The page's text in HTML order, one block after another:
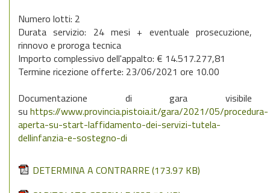
Numero lotti: 2
Durata servizio: 24 mesi + eventuale prosecuzione,
rinnovo e proroga tecnica
Importo complessivo dell'appalto: € 14.517.277,81
Termine ricezione offerte: 23/06/2021 ore 10.00
Documentazione di gara visibile
su https://www.provincia.pistoia.it/gara/2021/05/procedura-
aperta-su-start-laffidamento-dei-servizi-tutela-
dellinfanzia-e-sostegno-di
DETERMINA A CONTRARRE(173.97 KB)